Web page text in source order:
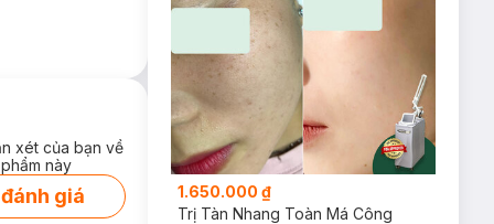
xét của bạn về
này
giá
1.650.000 ₫
Trị Tàn Nhang Toàn Má Công